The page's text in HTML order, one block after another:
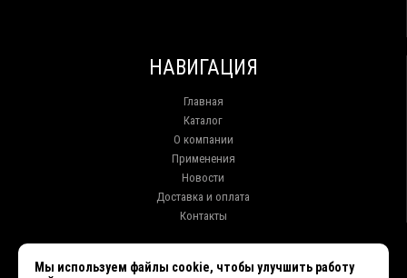
НАВИГАЦИЯ
Главная
Каталог
О компании
Применения
Новости
Доставка и оплата
Контакты
Мы используем файлы cookie, чтобы улучшить работу